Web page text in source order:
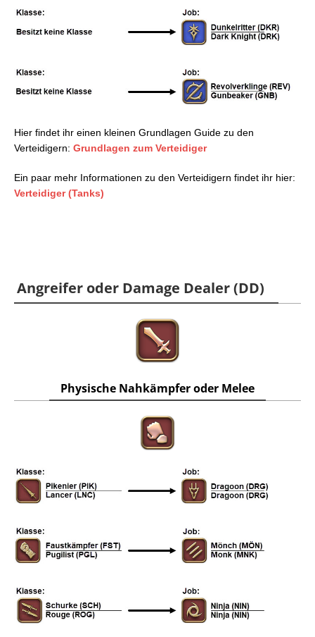
Hier findet ihr einen kleinen Grundlagen Guide zu den
Verteidigern: Grundlagen zum Verteidiger
Ein paar mehr Informationen zu den Verteidigern findet ihr hier:
Verteidiger (Tanks)
Angreifer oder Damage Dealer (DD)
Physische Nahkämpfer oder Melee